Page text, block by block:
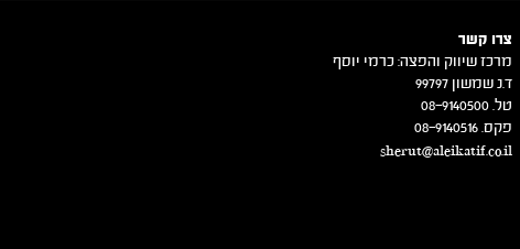
צרו קשר
מרכז שיווק והפצה: כרמי יוסף
ד.נ שמשון 99797
טל. 08-9140500
פקס. 08-9140516
sherut@aleikatif.co.il